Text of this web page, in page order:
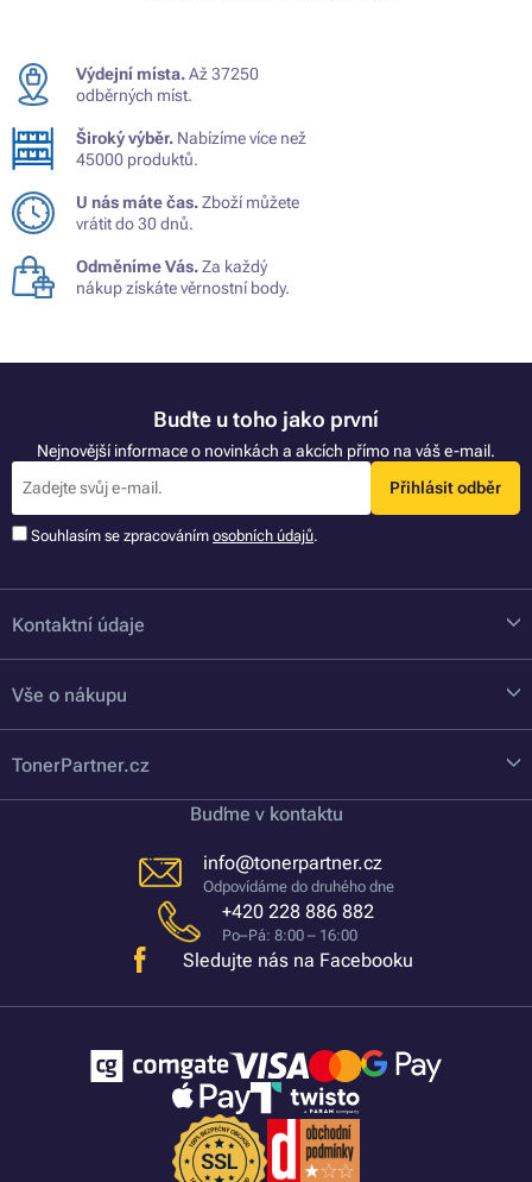
Výdejní místa.Až 37250
odběrných míst.
Široký výběr. Nabízíme více než
45000 produktů.
U nás máte čas.Zboží můžete
vrátit do 30 dnů.
Odměníme Vás.Za každý
nákup získáte věrnostní body.
Buďte u toho jako první
Nejnovější informace o novinkách a akcích přímo na váš e-mail.
Přihlásit odběr
Souhlasím se zpracováním osobních údajů.
Kontaktní údaje
Vše o nákupu
TonerPartner.cz
Buďme v kontaktu
info@tonerpartner.cz
Odpovídáme do druhého dne
+420 228 886 882
Po–Pá: 8:00 – 16:00
Sledujte nás na Facebooku